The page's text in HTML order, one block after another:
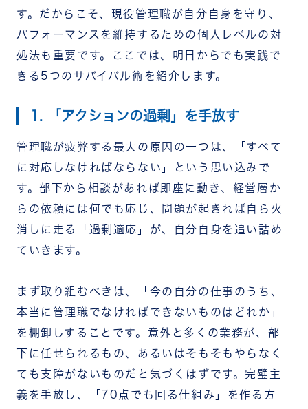
す。だからこそ、現役管理職が自分自身を守り、
パフォーマンスを維持するための個人レベルの対
処法も重要です。ここでは、明日からでも実践で
きる5つのサバイバル術を紹介します。
1. 「アクションの過剰」を手放す
管理職が疲弊する最大の原因の一つは、「すべて
に対応しなければならない」という思い込みで
す。部下から相談があれば即座に動き、経営層か
らの依頼には何でも応じ、問題が起きれば自ら火
消しに走る「過剰適応」が、自分自身を追い詰め
ていきます。
まず取り組むべきは、「今の自分の仕事のうち、
本当に管理職でなければできないものはどれか」
を棚卸しすることです。意外と多くの業務が、部
下に任せられるもの、あるいはそもそもやらなく
ても支障がないものだと気づくはずです。完璧主
義を手放し、「70点でも回る仕組み」を作る方